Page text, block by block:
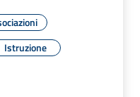
Istruzione